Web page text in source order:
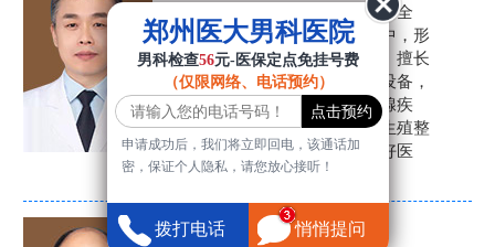
础，诊断治疗和临床操作，技术全
面。在男科疾病的诊断和诊疗中，形
成了一套独具特色的诊疗方案。擅长
运用国内外先进的医学技术和设备，
科学诊疗各类阳痿早泄、前列腺疾
病、射精障碍、性病、HPV、生殖整
形等疾病，是患者非常信赖的好医
生。
张营富
男科主任
郑州医大男科医院
男科检查56元-医保定点免挂号费
（仅限网络、电话预约）
申请成功后，我们将立即回电，该通话加
密，保证个人隐私，请您放心接听！
拨打电话 悄悄提问